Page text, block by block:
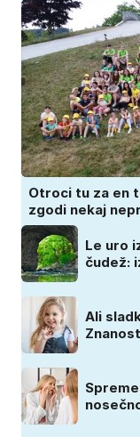
Otroci tu za en
zgodi nekaj
Le uro
čudež:
Ali